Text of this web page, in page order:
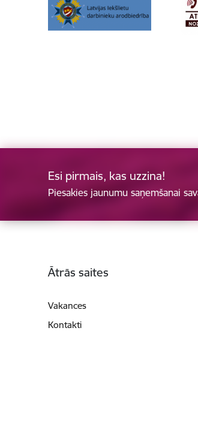
Esi pirmais, kas uzzina!
Piesakies jaunumu saņemšanai
Ātrās saites
Vakances
Kontakti